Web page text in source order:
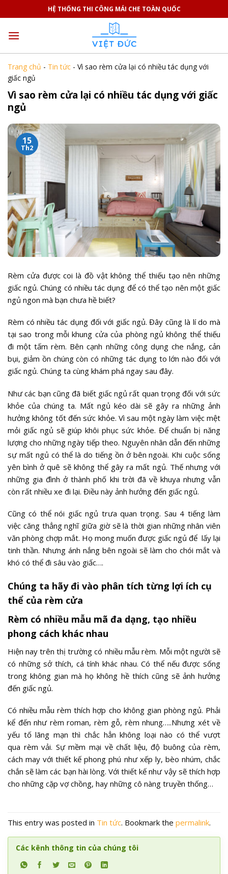
to
content
HỆ THỐNG THI CÔNG MÁI CHE TOÀN QUỐC
Trang chủ - Tin tức - Vì sao rèm cửa lại có nhiều tác dụng với
giấc ngủ
Vì sao rèm cửa lại có nhiều tác dụng với giấc
ngủ
15
Th2
Rèm cửa được coi là đồ vật không thể thiếu tạo nên những
giấc ngủ. Chúng có nhiều tác dụng để có thể tạo nên một giấc
ngủ ngon mà bạn chưa hề biết?
Rèm có nhiều tác dụng đối với giấc ngủ. Đây cũng là lí do mà
tại sao trong mỗi khung cửa của phòng ngủ không thể thiếu
đi một tấm rèm. Bên cạnh những công dụng che nắng, cản
bụi, giảm ồn chúng còn có những tác dụng to lớn nào đối với
giấc ngủ. Chúng ta cùng khám phá ngay sau đây.
Như các bạn cũng đã biết giấc ngủ rất quan trọng đối với sức
khỏe của chúng ta. Mất ngủ kéo dài sẽ gây ra những ảnh
hưởng không tốt đến sức khỏe. Vì sau một ngày làm việc mệt
mỏi giấc ngủ sẽ giúp khôi phục sức khỏe. Để chuẩn bị năng
lượng cho những ngày tiếp theo. Nguyên nhân dẫn đến những
sự mất ngủ có thể là do tiếng ồn ở bên ngoài. Khi cuộc sống
yên bình ở quê sẽ không thể gây ra mất ngủ. Thế nhưng với
những gia đình ở thành phố khi trời đã về khuya nhưng vẫn
còn rất nhiều xe đi lại. Điều này ảnh hưởng đến giấc ngủ.
Cũng có thể nói giấc ngủ trưa quan trọng. Sau 4 tiếng làm
việc căng thẳng nghĩ giữa giờ sẽ là thời gian những nhân viên
văn phòng chợp mắt. Họ mong muốn được giấc ngủ để lấy lại
tinh thần. Nhưng ánh nắng bên ngoài sẽ làm cho chói mắt và
khó có thể đi sâu vào giấc….
Chúng ta hãy đi vào phân tích từng lợi ích cụ
thể của rèm cửa
Rèm có nhiều mẫu mã đa dạng, tạo nhiều
phong cách khác nhau
Hiện nay trên thị trường có nhiều mẫu rèm. Mỗi một người sẽ
có những sở thích, cá tính khác nhau. Có thể nếu được sống
trong không gian mà họ không hề thích cũng sẽ ảnh hưởng
đến giấc ngủ.
Có nhiều mẫu rèm thích hợp cho không gian phòng ngủ. Phải
kể đến như rèm roman, rèm gỗ, rèm nhung…..Nhưng xét về
yếu tố lãng mạn thì chắc hẳn không loại nào có thể vượt
qua rèm vải. Sự mềm mại về chất liệu, độ buông của rèm,
cách may với thiết kế phong phú như xếp ly, bèo nhúm, chắc
chắn sẽ làm các bạn hài lòng. Với thiết kế như vậy sẽ thích hợp
cho những cặp vợ chồng, hay những cô nàng truyền thống…
This entry was posted in Tin tức. Bookmark the permalink.
Các kênh thông tin của chúng tôi